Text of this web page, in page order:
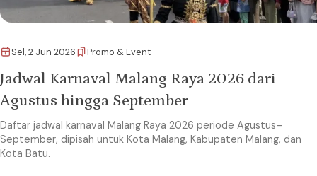
Sel, 2 Jun 2026 Promo & Event
Jadwal Karnaval Malang Raya 2026 dari
Agustus hingga September
Daftar jadwal karnaval Malang Raya 2026 periode Agustus–
September, dipisah untuk Kota Malang, Kabupaten Malang, dan
Kota Batu.